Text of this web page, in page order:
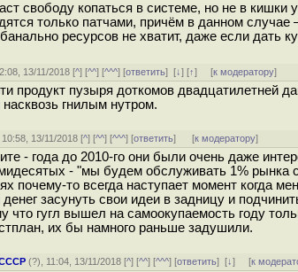
свободу копаться в системе, но не в
только патчами, причём в данном
ресурсов не хватит, даже если дать
13/11/2018 [^] [^^] [^^^] [ответить][↓] [↑] [к модератору]
продукт пузыря доткомов двадцатилетней
гнилым нутром.
10:58, 13/11/2018 [^] [^^] [^^^] [ответить] [к модератору]
- года до 2010-го они были очень даже
- "мы будем обслуживать 1% рынка
почему-то всегда наступает момент когда
денег засунуть свои идеи в задницу и
что гугл вышел на самоокупаемость году
их бы намного раньше задушили.
(?), 11:04, 13/11/2018 [^] [^^] [^^^] [ответить][↓] [к